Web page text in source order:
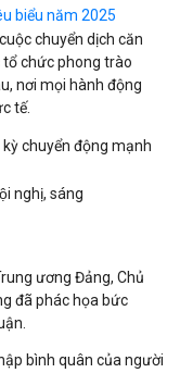
biểu năm 2025
chuyển dịch căn
chức phong trào
nơi mọi hành động
tế.
nghị, sáng
ương Đảng, Chủ
đã phác họa bức
bình quân của người